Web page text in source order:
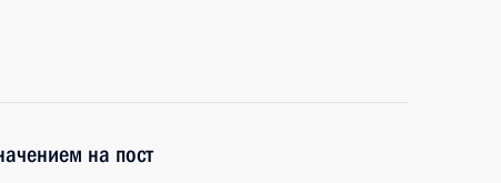
на пост